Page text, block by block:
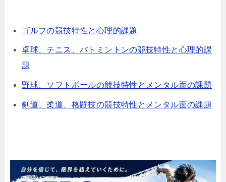
ゴルフの競技特性と心理的課題
卓球、テニス、バトミントンの競技特性と心理的課
題
野球、ソフトボールの競技特性とメンタル面の課題
剣道、柔道、格闘技の競技特性とメンタル面の課題